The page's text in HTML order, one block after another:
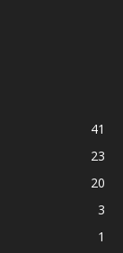
41
23
20
3
1